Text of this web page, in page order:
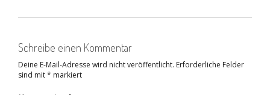
Schreibe einen Kommentar
Deine E-Mail-Adresse wird nicht veröffentlicht. Erforderliche Felder
sind mit* markiert